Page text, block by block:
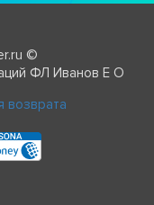
©
ФЛ Иванов Е О
возврата